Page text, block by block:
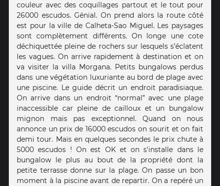
couleur avec des coquillages partout et le tout pour
26000 escudos. Génial. On prend alors la route côté
est pour la ville de Calheta-Sao Miguel. Les paysages
sont complètement différents. On longe une cote
déchiquettée pleine de rochers sur lesquels s’éclatent
les vagues. On arrive rapidement à destination et on
va visiter la villa Morgana. Petits bungalows perdus
dans une végétation luxuriante au bord de plage avec
une piscine. Le guide décrit un endroit paradisiaque.
On arrive dans un endroit “normal” avec une plage
inaccessible car pleine de cailloux et un bungalow
mignon mais pas exceptionnel. Quand on nous
annonce un prix de 16000 escudos on sourit et on fait
demi tour. Mais en quelques secondes le prix chute à
5000 escudos ! On est OK et on s'installe dans le
bungalow le plus au bout de la propriété dont la
petite terrasse donne sur la plage. On passe un bon
moment à la piscine avant de repartir. On a repéré un